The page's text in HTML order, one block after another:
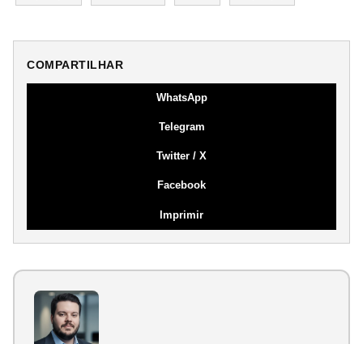
COMPARTILHAR
WhatsApp
Telegram
Twitter / X
Facebook
Imprimir